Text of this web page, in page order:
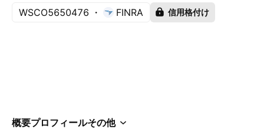
WSCO5650476 FINRA 信用格付け
概要プロフィールその他